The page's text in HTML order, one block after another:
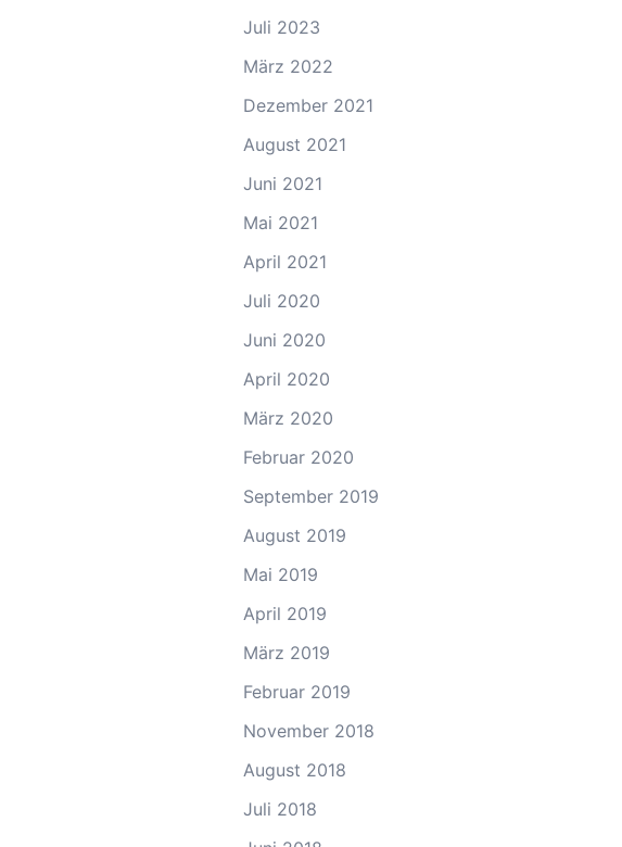
Juli 2023
März 2022
Dezember 2021
August 2021
Juni 2021
Mai 2021
April 2021
Juli 2020
Juni 2020
April 2020
März 2020
Februar 2020
September 2019
August 2019
Mai 2019
April 2019
März 2019
Februar 2019
November 2018
August 2018
Juli 2018